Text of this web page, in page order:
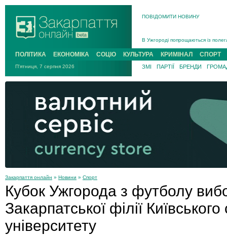
ПОВІДОМИТИ НОВИНУ
В Ужгороді попрощаються із
В Ужгороді 5 серпня
Підтвердили загибель
На війні з рф поліг військовий з
На Хустщині внаслідок ДТП за
Інструктора районного ТЦК на
ПОЛІТИКА ЕКОНОМІКА СОЦІО КУЛЬТУРА КРИМІНАЛ СПОРТ
П'ятниця, 7 серпня 2026 ЗМІ ПАРТІЇ БРЕНДИ
Закарпаття онлайн » Новини » Спорт
Кубок Ужгорода з футболу
Закарпатської філії
університету